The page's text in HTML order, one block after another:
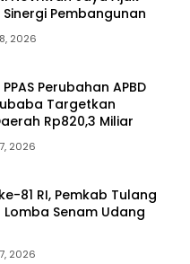
Pembangunan
2026
Perubahan APBD
Targetkan
Rp820,3 Miliar
2026
81 RI, Pemkab Tulang
Senam Udang
2026